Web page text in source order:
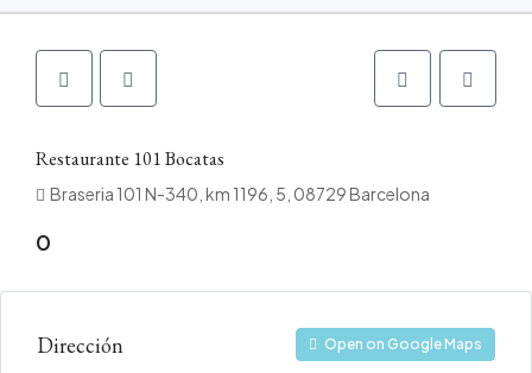
Restaurante 101 Bocatas
Braseria 101 N-340, km 1196, 5, 08729 Barcelona
0
Dirección Open on Google Maps